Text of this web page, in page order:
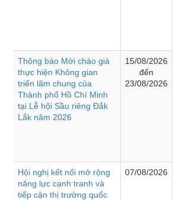
Thông báo Mời chào giá
thực hiện Không gian
triển lãm chung của
Thành phố Hồ Chí Minh
tại Lễ hội Sầu riêng Đắk
Lắk năm 2026
15/08/2026
đến
23/08/2026
Hội nghị kết nối mở rộng
năng lực cạnh tranh và
tiếp cận thị trường quốc
07/08/2026